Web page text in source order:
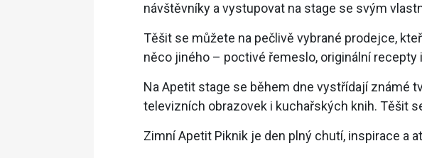
návštěvníky a vystupovat na stage se svým
Těšit se můžete na pečlivě vybrané prodejce,
něco jiného – poctivé řemeslo, originální
Na Apetit stage se během dne vystřídají známé
televizních obrazovek i kuchařských knih. Těšit
Zimní Apetit Piknik je den plný chutí, inspirace a